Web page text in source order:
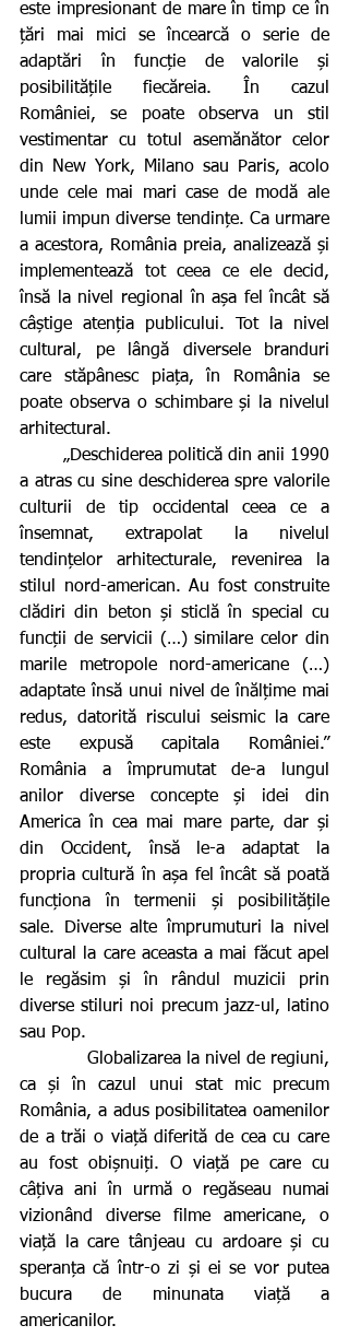
este impresionant de mare în timp ce în
țări mai mici se încearcă o serie de
adaptări în funcție de valorile și
posibilitățile fiecăreia. În cazul
României, se poate observa un stil
vestimentar cu totul asemănător celor
din New York, Milano sau Paris, acolo
unde cele mai mari case de modă ale
lumii impun diverse tendințe. Ca urmare
a acestora, România preia, analizează și
implementează tot ceea ce ele decid,
însă la nivel regional în așa fel încât să
câștige atenția publicului. Tot la nivel
cultural, pe lângă diversele branduri
care stăpânesc piața, în România se
poate observa o schimbare și la nivelul
arhitectural.
a atras cu sine deschiderea spre valorile
culturii de tip occidental ceea ce a
însemnat, extrapolat la nivelul
tendințelor arhitecturale, revenirea la
stilul nord-american. Au fost construite
clădiri din beton și sticlă în special cu
funcții de servicii (…) similare celor din
marile metropole nord-americane (…)
adaptate însă unui nivel de înălțime mai
redus, datorită riscului seismic la care
este expusă capitala României.”
România a împrumutat de-a lungul
anilor diverse concepte și idei din
America în cea mai mare parte, dar și
din Occident, însă le-a adaptat la
propria cultură în așa fel încât să poată
funcționa în termenii și posibilitățile
sale. Diverse alte împrumuturi la nivel
cultural la care aceasta a mai făcut apel
le regăsim și în rândul muzicii prin
diverse stiluri noi precum jazz-ul, latino
sau Pop.
ca și în cazul unui stat mic precum
România, a adus posibilitatea oamenilor
de a trăi o viață diferită de cea cu care
au fost obișnuiți. O viață pe care cu
câțiva ani în urmă o regăseau numai
vizionând diverse filme americane, o
viață la care tânjeau cu ardoare și cu
speranța că într-o zi și ei se vor putea
bucura de minunata viață a
americanilor.